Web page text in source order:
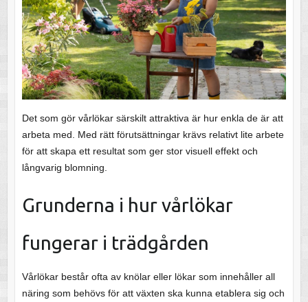
Det som gör vårlökar särskilt attraktiva är hur enkla de är att
arbeta med. Med rätt förutsättningar krävs relativt lite arbete
för att skapa ett resultat som ger stor visuell effekt och
långvarig blomning.
Grunderna i hur vårlökar
fungerar i trädgården
Vårlökar består ofta av knölar eller lökar som innehåller all
näring som behövs för att växten ska kunna etablera sig och